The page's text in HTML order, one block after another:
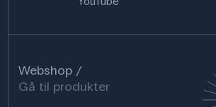
Webshop
Gå til produkter